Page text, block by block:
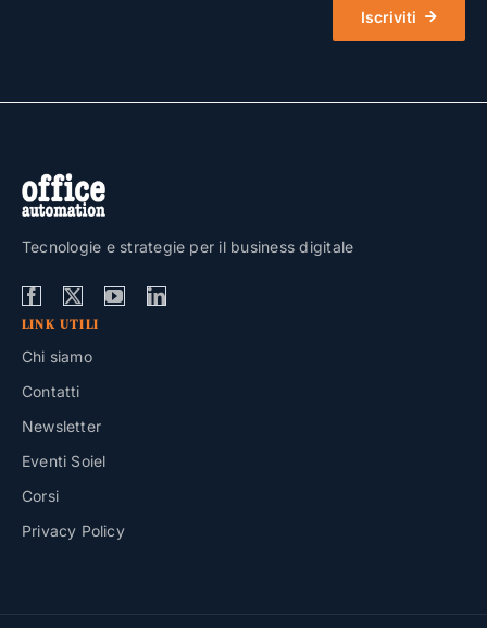
Iscriviti
Tecnologie e strategie per il business digitale
LINK UTILI
Chi siamo
Contatti
Newsletter
Eventi Soiel
Corsi
Privacy Policy